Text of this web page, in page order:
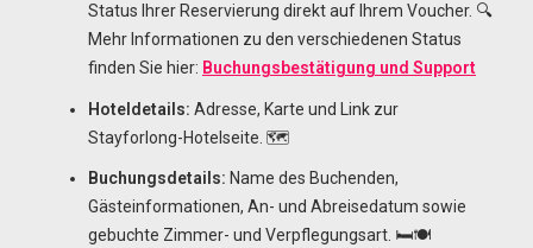
Status Ihrer Reservierung direkt auf Ihrem Voucher. 🔍
Mehr Informationen zu den verschiedenen Status
finden Sie hier: Buchungsbestätigung und Support
Hoteldetails: Adresse, Karte und Link zur
Stayforlong-Hotelseite. 🗺️
Buchungsdetails: Name des Buchenden,
Gästeinformationen, An- und Abreisedatum sowie
gebuchte Zimmer- und Verpflegungsart. 🛏️🍽️